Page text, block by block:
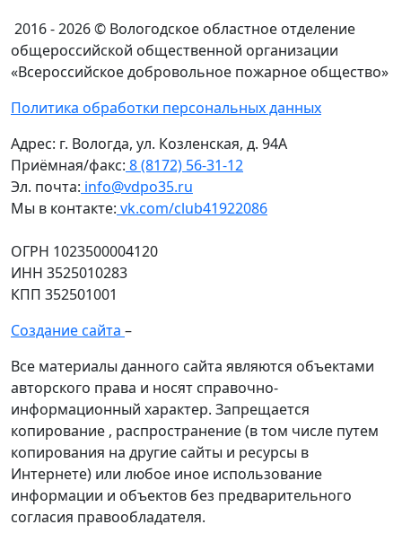
2016 - 2026 © Вологодское областное отделение
общероссийской общественной организации
«Всероссийское добровольное пожарное общество»
Политика обработки персональных данных
Адрес: г. Вологда, ул. Козленская, д. 94А
Приёмная/факс: 8 (8172) 56-31-12
Эл. почта: info@vdpo35.ru
Мы в контакте: vk.com/club41922086
ОГРН 1023500004120
ИНН 3525010283
КПП 352501001
Создание сайта –
Все материалы данного сайта являются объектами
авторского права и носят справочно-
информационный характер. Запрещается
копирование , распространение (в том числе путем
копирования на другие сайты и ресурсы в
Интернете) или любое иное использование
информации и объектов без предварительного
согласия правообладателя.